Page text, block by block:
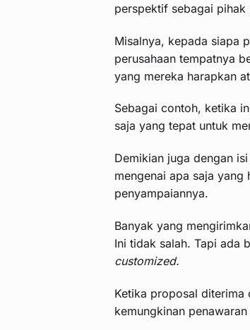
perspektif sebagai
Misalnya, kepada siapa
perusahaan tempatnya
yang mereka harapkan
Sebagai contoh, ketika
saja yang tepat untuk
Demikian juga dengan
mengenai apa saja
penyampaiannya.
Banyak yang
Ini tidak salah. Tapi ada
customized.
Ketika proposal diterima
kemungkinan